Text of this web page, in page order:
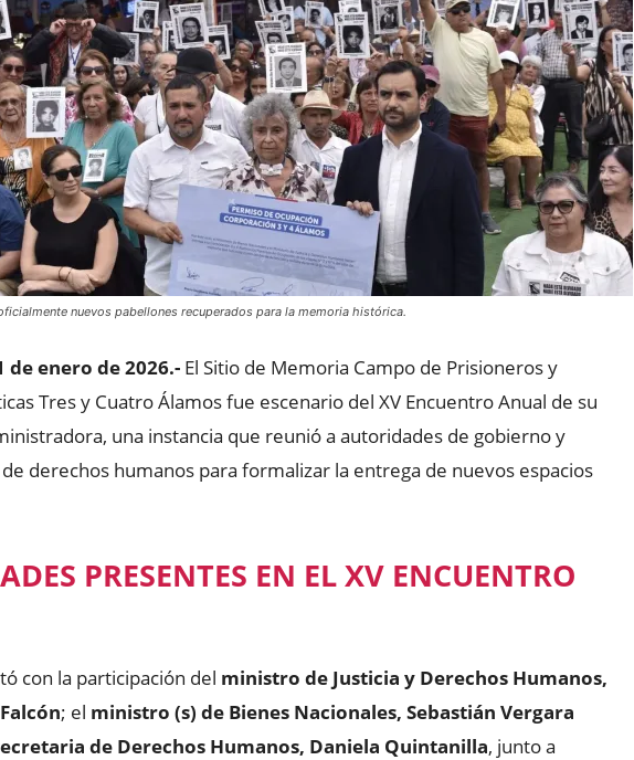
nuevos pabellones recuperados para la memoria histórica.
de enero de 2026.- El Sitio de Memoria Campo de Prisioneros y
Tres y Cuatro Álamos fue escenario del XV Encuentro Anual de su
una instancia que reunió a autoridades de gobierno y
derechos humanos para formalizar la entrega de nuevos espacios
PRESENTES EN EL XV ENCUENTRO
con la participación del ministro de Justicia y Derechos Humanos,
; el ministro (s) de Bienes Nacionales, Sebastián Vergara
de Derechos Humanos, Daniela Quintanilla, junto a